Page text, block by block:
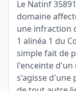
Le Natinf
domaine
une infraction
1 alinéa 1 du
simple fait de
l'enceinte
s'agisse d'une